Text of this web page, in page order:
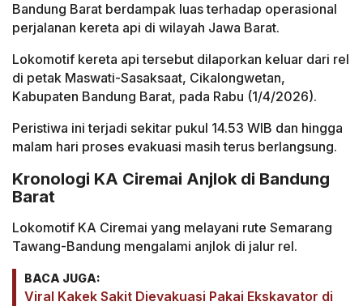
Bandung Barat berdampak luas terhadap operasional
perjalanan kereta api di wilayah Jawa Barat.
Lokomotif kereta api tersebut dilaporkan keluar dari rel
di petak Maswati-Sasaksaat, Cikalongwetan,
Kabupaten Bandung Barat, pada Rabu (1/4/2026).
Peristiwa ini terjadi sekitar pukul 14.53 WIB dan hingga
malam hari proses evakuasi masih terus berlangsung.
Kronologi KA Ciremai Anjlok di Bandung
Barat
Lokomotif KA Ciremai yang melayani rute Semarang
Tawang-Bandung mengalami anjlok di jalur rel.
BACA JUGA:
Viral Kakek Sakit Dievakuasi Pakai Ekskavator di